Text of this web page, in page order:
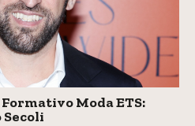
Moda ETS: